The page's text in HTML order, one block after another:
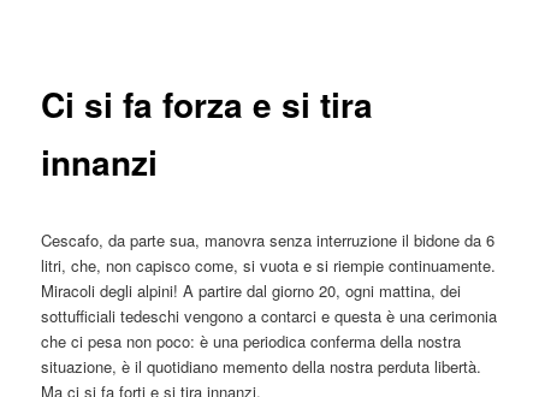
Ci si fa forza e si tira
innanzi
Cescafo, da parte sua, manovra senza interruzione il bidone da 6
litri, che, non capisco come, si vuota e si riempie continuamente.
Miracoli degli alpini! A partire dal giorno 20, ogni mattina, dei
sottufficiali tedeschi vengono a contarci e questa è una cerimonia
che ci pesa non poco: è una periodica conferma della nostra
situazione, è il quotidiano memento della nostra perduta libertà.
Ma ci si fa forti e si tira innanzi.